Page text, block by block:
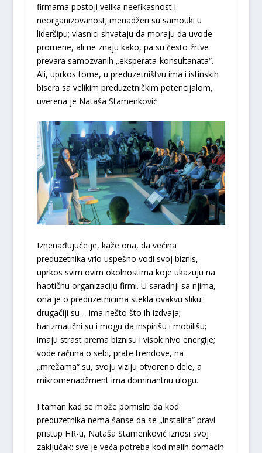
firmama postoji velika neefikasnost i
neorganizovanost; menadžeri su samouki u
lideršipu; vlasnici shvataju da moraju da uvode
promene, ali ne znaju kako, pa su često žrtve
prevara samozvanih „eksperata-konsultanata“.
Ali, uprkos tome, u preduzetništvu ima i istinskih
bisera sa velikim preduzetničkim potencijalom,
uverena je Nataša Stamenković.
Iznenađujuće je, kaže ona, da većina
preduzetnika vrlo uspešno vodi svoj biznis,
uprkos svim ovim okolnostima koje ukazuju na
haotičnu organizaciju firmi. U saradnji sa njima,
ona je o preduzetnicima stekla ovakvu sliku:
drugačiji su – ima nešto što ih izdvaja;
harizmatični su i mogu da inspirišu i mobilišu;
imaju strast prema biznisu i visok nivo energije;
vode računa o sebi, prate trendove, na
„mrežama“ su, svoju viziju otvoreno dele, a
mikromenadžment ima dominantnu ulogu.
I taman kad se može pomisliti da kod
preduzetnika nema šanse da se „instalira“ pravi
pristup HR-u, Nataša Stamenković iznosi svoj
zaključak: sve je veća potreba kod malih domaćih